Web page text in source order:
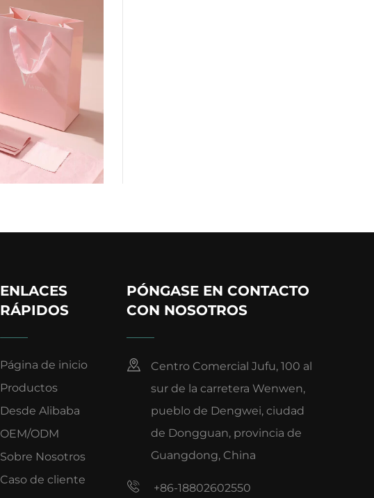
ENLACES
RÁPIDOS
Página de inicio
Productos
Desde Alibaba
OEM/ODM
Sobre Nosotros
Caso de cliente
PÓNGASE EN CONTACTO
CON NOSOTROS
Centro Comercial Jufu, 100 al
sur de la carretera Wenwen,
pueblo de Dengwei, ciudad
de Dongguan, provincia de
Guangdong, China
+86-18802602550